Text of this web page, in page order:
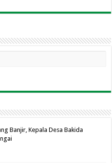
Banjir, Kepala Desa Bakida